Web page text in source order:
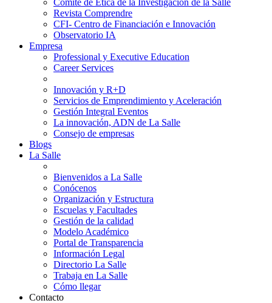
Comité de Ética de la Investigación de la Salle
Revista Comprendre
CFI- Centro de Financiación e Innovación
Observatorio IA
Empresa
Professional y Executive Education
Career Services
Innovación y R+D
Servicios de Emprendimiento y Aceleración
Gestión Integral Eventos
La innovación, ADN de La Salle
Consejo de empresas
Blogs
La Salle
Bienvenidos a La Salle
Conócenos
Organización y Estructura
Escuelas y Facultades
Gestión de la calidad
Modelo Académico
Portal de Transparencia
Información Legal
Directorio La Salle
Trabaja en La Salle
Cómo llegar
Contacto